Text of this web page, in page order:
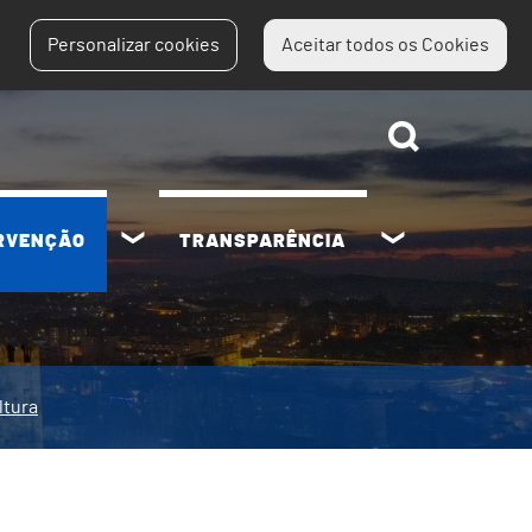
Personalizar cookies Aceitar todos os Cookies
TRANSPARÊNCIA